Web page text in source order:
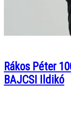
Rákos Péter
BAJCSI Ildikó